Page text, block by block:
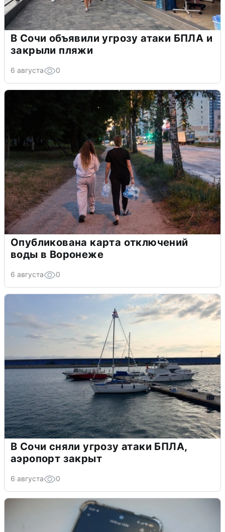
В Сочи объявили угрозу атаки БПЛА и
закрыли пляжи
6 августа 0
Опубликована карта отключений
воды в Воронеже
6 августа 0
В Сочи сняли угрозу атаки БПЛА,
аэропорт закрыт
6 августа 0